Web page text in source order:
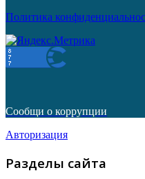
Политика
Сообщи о коррупции
Авторизация
Разделы сайта